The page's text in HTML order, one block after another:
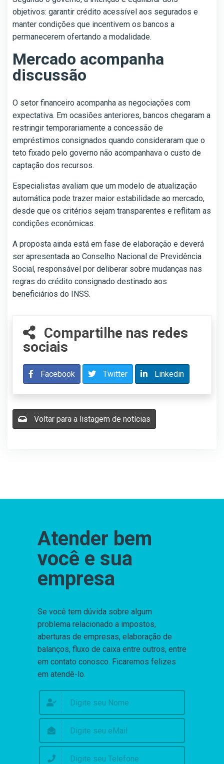
objetivos: garantir crédito acessível aos segurados e
manter condições que incentivem os bancos a
permanecerem ofertando a modalidade.
Mercado acompanha
discussão
O setor financeiro acompanha as negociações com
expectativa. Em ocasiões anteriores, bancos chegaram a
restringir temporariamente a concessão de
empréstimos consignados quando consideraram que o
teto fixado pelo governo não acompanhava o custo de
captação dos recursos.
Especialistas avaliam que um modelo de atualização
automática pode trazer maior estabilidade ao mercado,
desde que os critérios sejam transparentes e reflitam as
condições econômicas.
A proposta ainda está em fase de elaboração e deverá
ser apresentada ao Conselho Nacional de Previdência
Social, responsável por deliberar sobre mudanças nas
regras do crédito consignado destinado aos
beneficiários do INSS.
Compartilhe nas redes
sociais
Facebook Twitter Linkedin
Voltar para a listagem de notícias
Atender bem
você e sua
empresa
Se você tem dúvida sobre algum
problema relacionado a impostos,
aberturas de empresas, elaboração de
balanços, fluxo de caixa entre outros, entre
em contato conosco. Ficaremos felizes
em atendê-lo.